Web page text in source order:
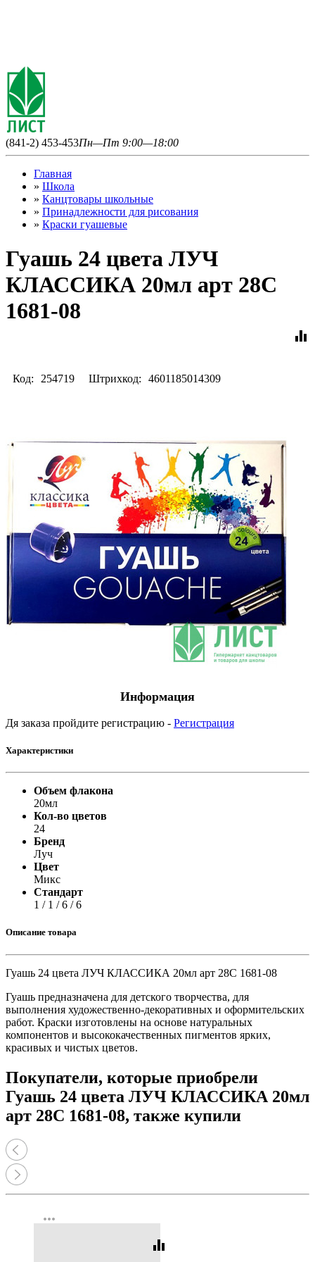
(841-2) 453-453Пн—Пт 9:00—18:00
Главная
» Школа
» Канцтовары школьные
» Принадлежности для рисования
» Краски гуашевые
Гуашь 24 цвета ЛУЧ
КЛАССИКА 20мл арт 28С
1681-08
equalizer
Код: 254719 Штрихкод: 4601185014309
Информация
Дя заказа пройдите регистрацию - Регистрация
Характеристики
Объем флакона
20мл
Кол-во цветов
24
Бренд
Луч
Цвет
Микс
Стандарт
1 / 1 / 6 / 6
Описание товара
Гуашь 24 цвета ЛУЧ КЛАССИКА 20мл арт 28С 1681-08
Гуашь предназначена для детского творчества, для
выполнения художественно-декоративных и оформительских
работ. Краски изготовлены на основе натуральных
компонентов и высококачественных пигментов ярких,
красивых и чистых цветов.
Покупатели, которые приобрели
Гуашь 24 цвета ЛУЧ КЛАССИКА 20мл
арт 28С 1681-08, также купили
more_horiz
equalizer